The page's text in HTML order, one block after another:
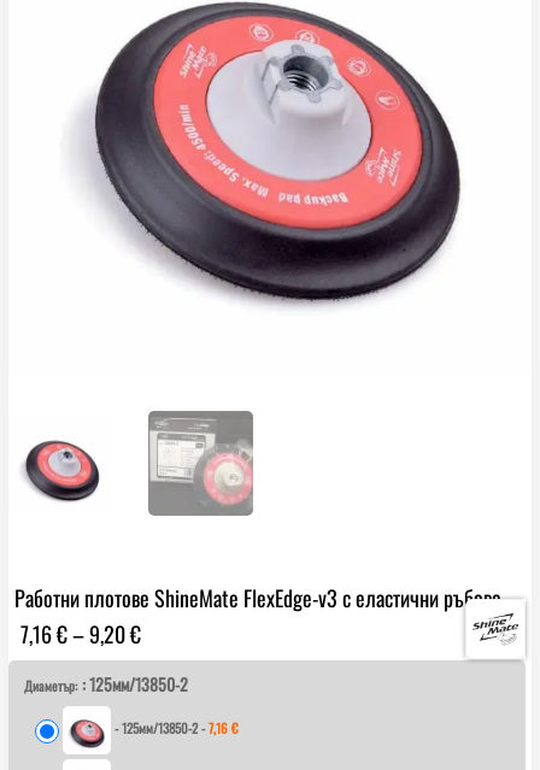
Работни плотове ShineMate FlexEdge-v3 с еластични ръбове
7,16€–9,20€Price
range:
7,16 €
through
9,20 €
Диаметър: : 125мм/13850-2
-125мм/13850-2-7,16€